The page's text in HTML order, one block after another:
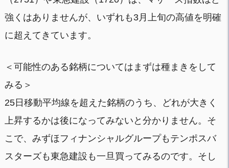
強くはありませんが、いずれも3月上旬の高値を明確
に超えてきています。
＜可能性のある銘柄についてはまずは種まきをして
みる＞
25日移動平均線を超えた銘柄のうち、どれが大きく
上昇するかは後になってみないと分かりません。そ
こで、みずほフィナンシャルグループもテンポスバ
スターズも東急建設も一旦買ってみるのです。そし